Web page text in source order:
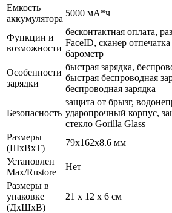
Емкость
аккумулятора
5000 мА*ч
Функции и
возможности
бесконтактная оплата,
FaceID, сканер
барометр
Особенности
зарядки
быстрая зарядка,
быстрая беспроводная
беспроводная зарядка
Безопасность
защита от брызг,
ударопрочный корпус,
cтекло Gorilla Glass
Размеры
(ШхВхТ)
79x162x8.6 мм
Установлен
Max/Rustore
Нет
Размеры в
упаковке
(ДхШхВ)
21 x 12 x 6 см